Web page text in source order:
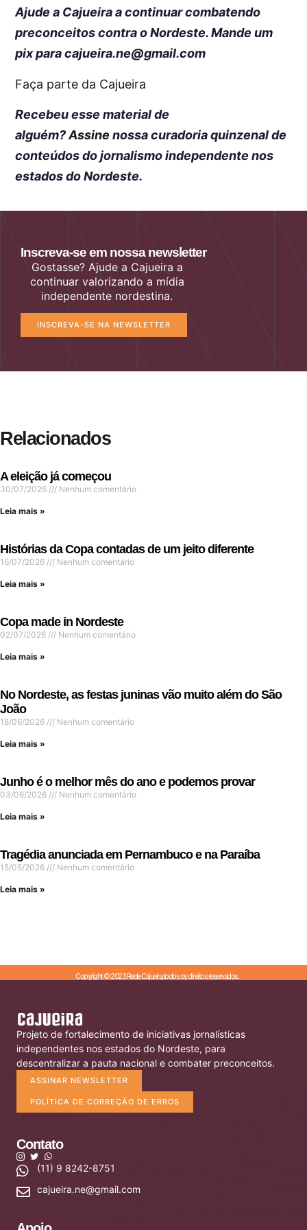
Ajude a Cajueira a continuar combatendo
preconceitos contra o Nordeste. Mande um
pix para cajueira.ne@gmail.com
Faça parte da Cajueira
Recebeu esse material de
alguém?Assine nossa curadoria quinzenal de
conteúdos do jornalismo independente nos
estados do Nordeste.
Inscreva-se em nossa newsletter
Gostasse? Ajude a Cajueira a
continuar valorizando a mídia
independente nordestina.
INSCREVA-SE NA NEWSLETTER
Relacionados
A eleição já começou
30/07/2026 Nenhum comentário
Leia mais »
Histórias da Copa contadas de um jeito diferente
16/07/2026 Nenhum comentário
Leia mais »
Copa made in Nordeste
02/07/2026 Nenhum comentário
Leia mais »
No Nordeste, as festas juninas vão muito além do São
João
18/06/2026 Nenhum comentário
Leia mais »
Junho é o melhor mês do ano e podemos provar
03/06/2026 Nenhum comentário
Leia mais »
Tragédia anunciada em Pernambuco e na Paraíba
15/05/2026 Nenhum comentário
Leia mais »
Copyright © 2023 Rede Cajueira,todos os direitos reservados.
Projeto de fortalecimento de iniciativas jornalísticas
independentes nos estados do Nordeste, para
descentralizar a pauta nacional e combater preconceitos.
ASSINAR NEWSLETTER
POLÍTICA DE CORREÇÃO DE ERROS
Contato
(11) 9 8242-8751
cajueira.ne@gmail.com